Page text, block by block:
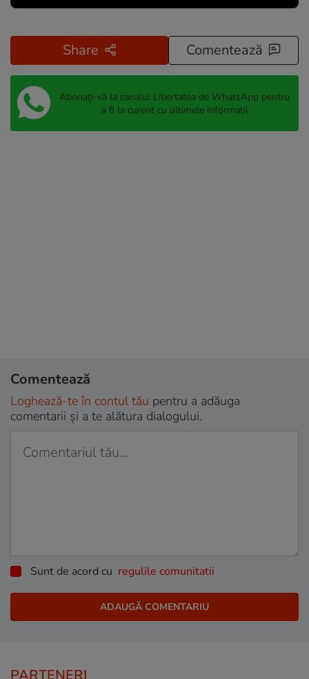
Share Comentează
Abonați-vă la canalul Libertatea de WhatsApp pentru
a fi la curent cu ultimele informații
Comentează
Loghează-te în contul tău pentru a adăuga
comentarii și a te alătura dialogului.
Sunt de acord cu regulile comunitatii